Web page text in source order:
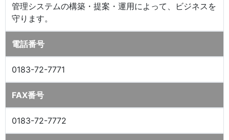
管理システムの構築・提案・運用によって、ビジネスを
守ります。
電話番号
0183-72-7771
FAX番号
0183-72-7772